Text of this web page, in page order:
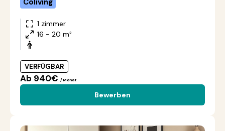
Coliving
1 zimmer
16 - 20 m²
VERFÜGBAR
Ab 940€ / Monat
Bewerben